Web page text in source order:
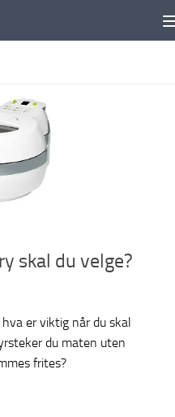
skal du velge?
er viktig når du skal
du maten uten
frites?